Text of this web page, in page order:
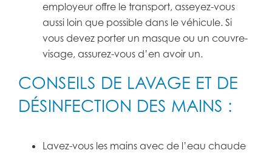
employeur offre le transport, asseyez-vous
aussi loin que possible dans le véhicule. Si
vous devez porter un masque ou un couvre-
visage, assurez-vous d’en avoir un.
CONSEILS DE LAVAGE ET DE
DÉSINFECTION DES MAINS :
Lavez-vous les mains avec de l’eau chaude